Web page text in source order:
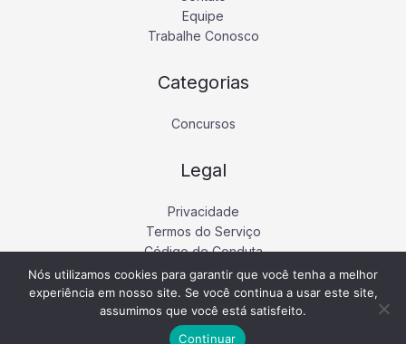
Equipe
Trabalhe Conosco
Categorias
Concursos
Legal
Privacidade
Termos do Serviço
Código de Conduta
Copyright © 2026 Instituto Educacional Empodera.
Nós utilizamos cookies para garantir que você tenha a melhor
experiência em nosso site. Se você continua a usar este site,
assumimos que você está satisfeito.
Continuar